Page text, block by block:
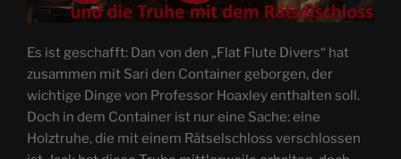
Es ist geschafft: Dan von den „Flat Flute Divers“ hat
zusammen mit Sari den Container geborgen, der
wichtige Dinge von Professor Hoaxley enthalten soll.
Doch in dem Container ist nur eine Sache: eine
Holztruhe, die mit einem Rätselschloss verschlossen